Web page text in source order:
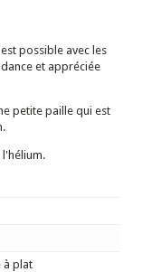
possible avec les
et appréciée
petite paille qui est
à plat